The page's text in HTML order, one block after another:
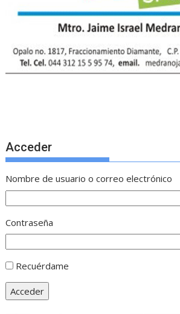
Acceder
Nombre de usuario o correo electrónico
Contraseña
Recuérdame
Acceder